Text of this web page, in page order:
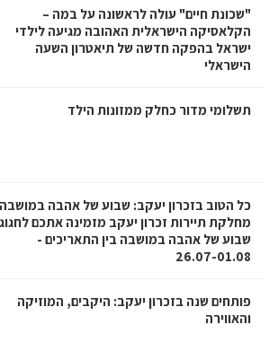
"שכונת חיים" עולה לראשונה על במה –
הקלאסיקה הישראלית האהובה מגיעה לילדי
ישראל בהפקה חדשה של תיאטרון השעה
הישראלי
תשלומי מדור כחלק ממזונות הילד
כל הטוב בזכרון יעקב: שבוע של אהבה במושבה
מחלקת תיירות זכרון יעקב מזמינה אתכם לחגוג
שבוע של אהבה במושבה בין התאריכים -
26.07-01.08
פותחים שנה בזכרון יעקב: היקבים, המוזיקה
והאווירה